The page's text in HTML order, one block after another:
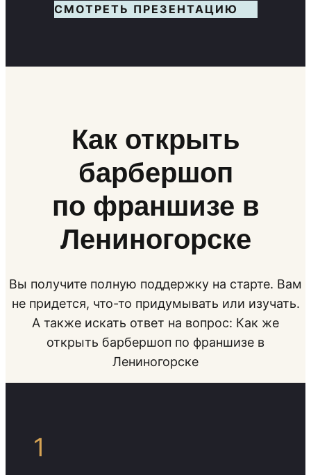
СМОТРЕТЬ ПРЕЗЕНТАЦИЮ
Как открыть
барбершоп
по франшизе в
Лениногорске
Вы получите полную поддержку на старте. Вам
не придется, что-то придумывать или изучать.
А также искать ответ на вопрос: Как же
открыть барбершоп по франшизе в
Лениногорске
1